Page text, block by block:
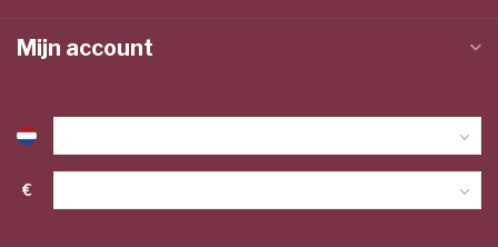
Mijn account
€